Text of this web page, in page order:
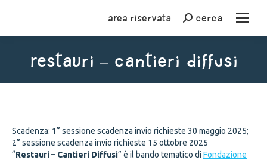
Area riservata Cercacerca
Restauri – Cantieri Diffusi
Scadenza: 1° sessione scadenza invio richieste 30 maggio 2025;
2° sessione scadenza invio richieste 15 ottobre 2025
“Restauri – Cantieri Diffusi” è il bando tematico di Fondazione